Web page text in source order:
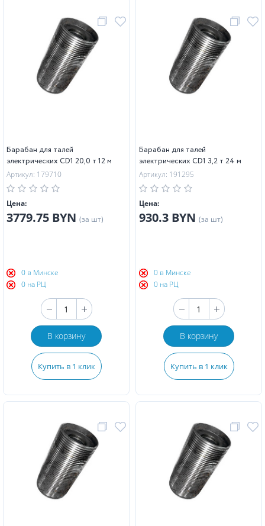
Барабан для талей
электрических CD1 20,0 т 12 м
Артикул: 179710
Цена:
3779.75 BYN (за шт)
0 в Минске
0 на РЦ
В корзину
Купить в 1 клик
Барабан для талей
электрических CD1 3,2 т 24 м
Артикул: 191295
Цена:
930.3 BYN (за шт)
0 в Минске
0 на РЦ
В корзину
Купить в 1 клик